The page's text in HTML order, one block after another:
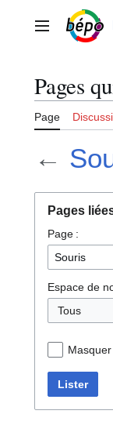
contenuMenu
Pages
Page
←
Pages
Page :
Espace de
Tous
Lister